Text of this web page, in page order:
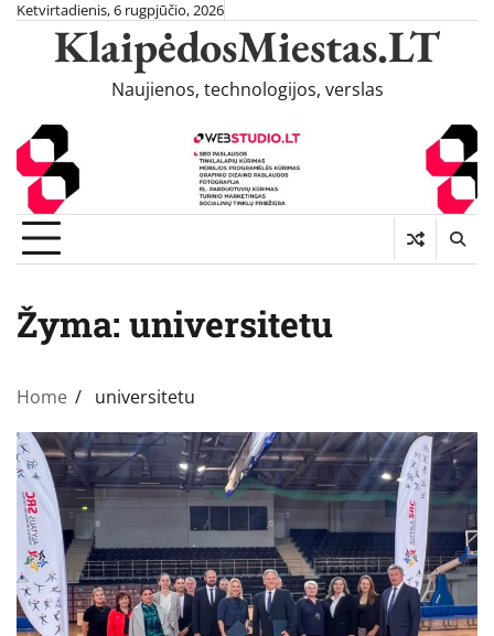
Skip
content
Ketvirtadienis, 6 rugpjūčio, 2026
KlaipėdosMiestas.LT
Naujienos, technologijos, verslas
Žyma: universitetu
Home universitetu